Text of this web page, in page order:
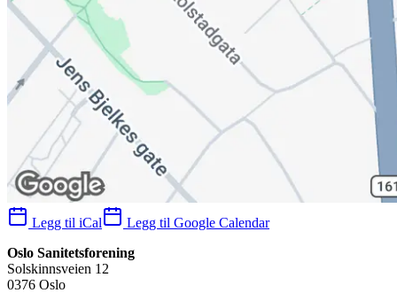
Legg til iCal
Legg til Google Calendar
Oslo Sanitetsforening
Solskinnsveien 12
0376 Oslo